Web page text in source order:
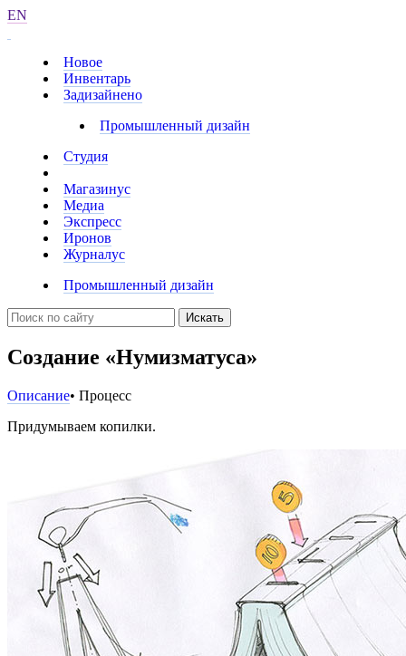
EN
Новое
Инвентарь
Задизайнено
Промышленный дизайн
Студия
Магазинус
Медиа
Экспресс
Иронов
Журналус
Промышленный дизайн
Искать
Создание «Нумизматуса»
Описание• Процесс
Придумываем копилки.